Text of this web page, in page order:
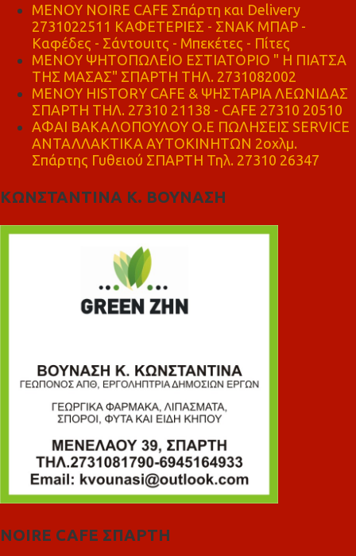
MENOY NOIRE CAFE Σπάρτη και Delivery
2731022511 ΚΑΦΕΤΕΡΙΕΣ - ΣΝΑΚ ΜΠΑΡ -
Καφέδες - Σάντουιτς - Μπεκέτες - Πίτες
ΜΕΝΟΥ ΨΗΤΟΠΩΛΕΙΟ ΕΣΤΙΑΤΟΡΙΟ " Η ΠΙΑΤΣΑ
ΤΗΣ ΜΑΣΑΣ" ΣΠΑΡΤΗ ΤΗΛ. 2731082002
ΜΕΝΟΥ HISTORY CAFE & ΨΗΣΤΑΡΙΑ ΛΕΩΝΙΔΑΣ
ΣΠΑΡΤΗ ΤΗΛ. 27310 21138 - CAFE 27310 20510
ΑΦΑΙ ΒΑΚΑΛΟΠΟΥΛΟΥ Ο.Ε ΠΩΛΗΣΕΙΣ SERVICE
ΑΝΤΑΛΛΑΚΤΙΚΑ ΑΥΤΟΚΙΝΗΤΩΝ 2οχλμ.
Σπάρτης Γυθειού ΣΠΑΡΤΗ Τηλ. 27310 26347
ΚΩΝΣΤΑΝΤΙΝΑ Κ. ΒΟΥΝΑΣΗ
NOIRE CAFE ΣΠΑΡΤΗ